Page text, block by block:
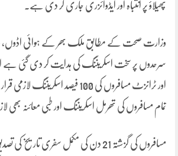
پھیلاؤ پر انتباہ اور ایڈوائزری جاری کر دی ہے۔
وزارت صحت کے مطابق ملک بھر کے ہوائی اڈوں،
سرحدوں پر سخت اسکریننگ کی ہدایت کر دی گئی ہے
اور ٹرانزٹ مسافروں کی 100 فیصد
تمام مسافروں کی تھرمل اسکریننگ اور طبی معائنہ بھی
مسافروں کی گزشتہ 21 دن کی مکمل سفری